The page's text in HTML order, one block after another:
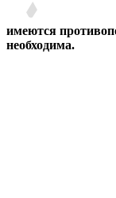
имеются
необходима.